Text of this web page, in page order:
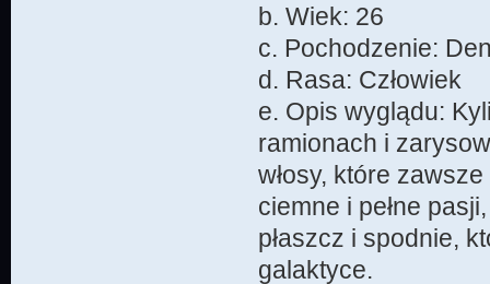
b. Wiek: 26
c. Pochodzenie:
d. Rasa: Człowiek
e. Opis wyglądu:
ramionach i
włosy, które
ciemne i pełne
płaszcz i spodnie,
galaktyce.